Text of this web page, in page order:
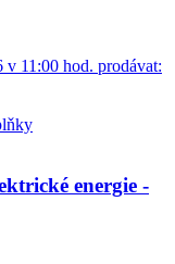
v 11:00 hod. prodávat:
energie -